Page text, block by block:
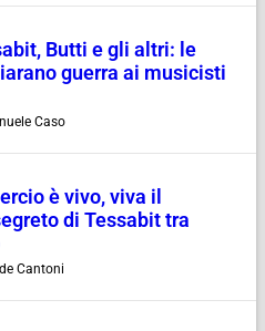
Butti e gli altri: le
guerra ai musicisti
Caso
è vivo, viva il
di Tessabit tra
Cantoni